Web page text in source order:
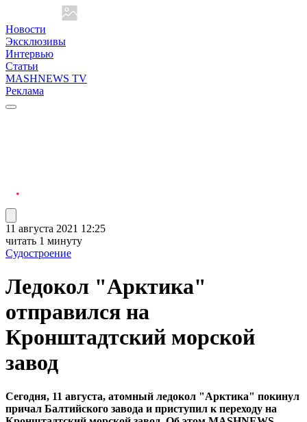
Новости
Эксклюзивы
Интервью
Статьи
MASHNEWS TV
Реклама
11 августа 2021 12:25
читать 1 минуту
Судостроение
Ледокол "Арктика"
отправился на
Кронштадтский морской
завод
Сегодня, 11 августа, атомный ледокол "Арктика" покинул
причал Балтийского завода и приступил к переходу на